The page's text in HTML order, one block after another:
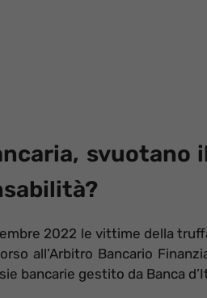
svuotano
2022 le vittime della
all’Arbitro Bancario
bancarie gestito da Banca